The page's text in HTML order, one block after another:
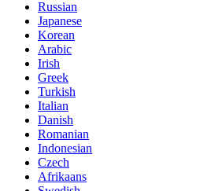
Russian
Japanese
Korean
Arabic
Irish
Greek
Turkish
Italian
Danish
Romanian
Indonesian
Czech
Afrikaans